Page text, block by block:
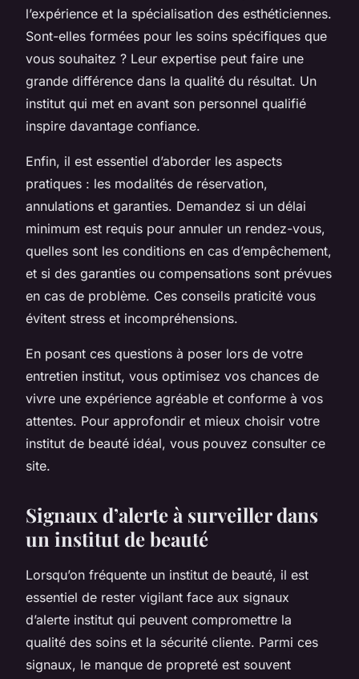
l’expérience et la spécialisation des esthéticiennes.
Sont-elles formées pour les soins spécifiques que
vous souhaitez ? Leur expertise peut faire une
grande différence dans la qualité du résultat. Un
institut qui met en avant son personnel qualifié
inspire davantage confiance.
Enfin, il est essentiel d’aborder les aspects
pratiques : les modalités de réservation,
annulations et garanties. Demandez si un délai
minimum est requis pour annuler un rendez-vous,
quelles sont les conditions en cas d’empêchement,
et si des garanties ou compensations sont prévues
en cas de problème. Ces conseils praticité vous
évitent stress et incompréhensions.
En posant ces questions à poser lors de votre
entretien institut, vous optimisez vos chances de
vivre une expérience agréable et conforme à vos
attentes. Pour approfondir et mieux choisir votre
institut de beauté idéal, vous pouvez consulter ce
site.
Signaux d’alerte à surveiller dans
un institut de beauté
Lorsqu’on fréquente un institut de beauté, il est
essentiel de rester vigilant face aux signaux
d’alerte institut qui peuvent compromettre la
qualité des soins et la sécurité cliente. Parmi ces
signaux, le manque de propreté est souvent